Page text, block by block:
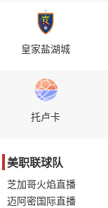
皇家盐湖城
托卢卡
美职联球队
芝加哥火焰直播
迈阿密国际直播